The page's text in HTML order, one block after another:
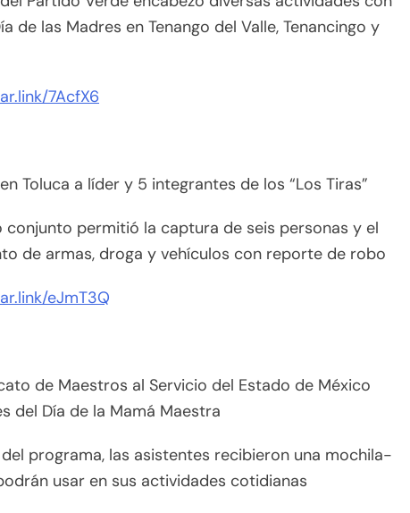
de las Madres en Tenango del Valle, Tenancingo y
7AcfX6
Toluca a líder y 5 integrantes de los “Los Tiras”
conjunto permitió la captura de seis personas y el
de armas, droga y vehículos con reporte de robo
eJmT3Q
de Maestros al Servicio del Estado de México
del Día de la Mamá Maestra
programa, las asistentes recibieron una mochila-
usar en sus actividades cotidianas